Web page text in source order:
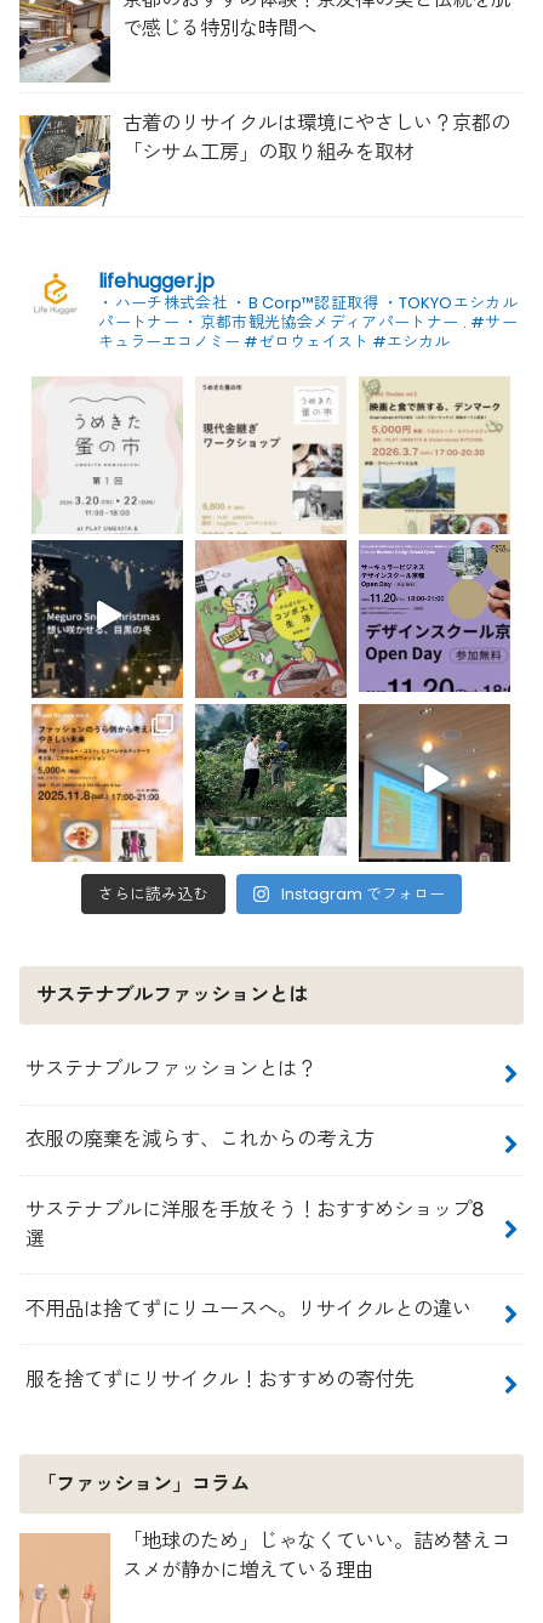
で感じる特別な時間へ
古着のリサイクルは環境にやさしい？京都の
「シサム工房」の取り組みを取材
lifehugger.jp
・ハーチ株式会社 ・B Corp™認証取得 ・TOKYOエシカル
パートナー ・京都市観光協会メディアパートナー . #サー
キュラーエコノミー #ゼロウェイスト #エシカル
さらに読み込む Instagram でフォロー
サステナブルファッションとは
サステナブルファッションとは？
衣服の廃棄を減らす、これからの考え方
サステナブルに洋服を手放そう！おすすめショップ8
選
不用品は捨てずにリユースへ。リサイクルとの違い
服を捨てずにリサイクル！おすすめの寄付先
「ファッション」コラム
「地球のため」じゃなくていい。詰め替えコ
スメが静かに増えている理由